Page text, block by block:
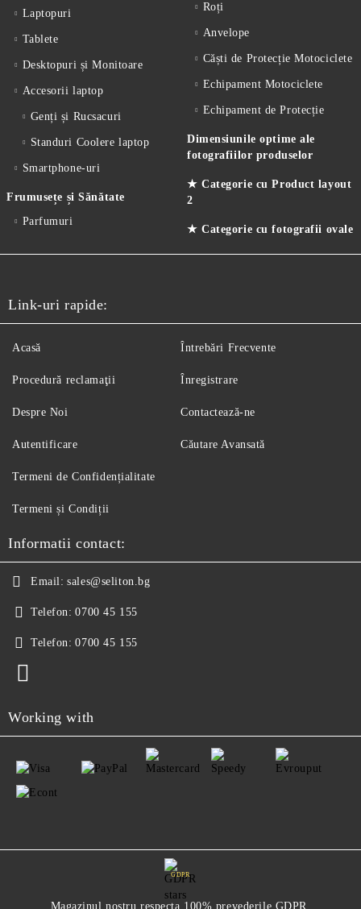
Laptopuri
Tablete
Desktopuri și Monitoare
Accesorii laptop
Genți și Rucsacuri
Standuri Coolere laptop
Smartphone-uri
Frumusețe și Sănătate
Parfumuri
Roți
Anvelope
Căști de Protecție Motociclete
Echipament Motociclete
Echipament de Protecție
Dimensiunile optime ale
fotografiilor produselor
★ Categorie cu Product layout
2
★ Categorie cu fotografii ovale
Link-uri rapide:
Acasă
Procedură reclamaţii
Despre Noi
Autentificare
Întrebări Frecvente
Înregistrare
Contactează-ne
Căutare Avansată
Termeni de Confidențialitate
Termeni și Condiții
Informatii contact:
Email: sales@seliton.bg
Telefon: 0700 45 155
Telefon: 0700 45 155
Working with
GDPR
Magazinul nostru respecta 100% prevederile GDPR.